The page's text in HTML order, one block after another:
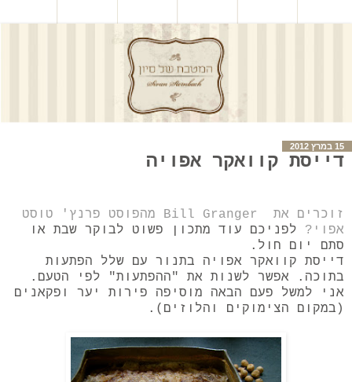
15 במרץ 2012
דייסת קוואקר אפויה
זוכרים את Bill Granger מהפוסט פרנץ' טוסט
אפוי? לפניכם עוד מתכון פשוט לבוקר שבת או
סתם יום חול.
דייסת קוואקר אפויה בתנור עם שלל הפתעות
בתוכה. אפשר לשנות את "ההפתעות" לפי הטעם.
אני למשל פעם הבאה מוסיפה פירות יער ופקאנים
(במקום הצימוקים והלוזים).